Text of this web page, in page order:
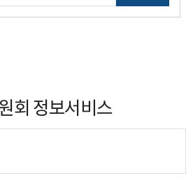
회 정보서비스